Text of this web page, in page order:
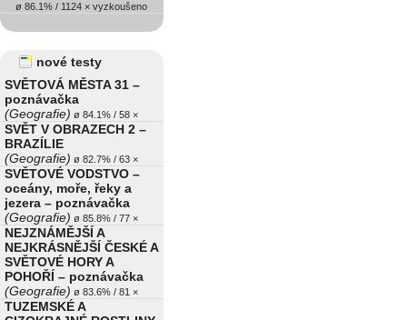
ø 86.1% / 1124 × vyzkoušeno
nové testy
SVĚTOVÁ MĚSTA 31 –
poznávačka
(Geografie) ø 84.1% / 58 ×
SVĚT V OBRAZECH 2 –
BRAZÍLIE
(Geografie) ø 82.7% / 63 ×
SVĚTOVÉ VODSTVO –
oceány, moře, řeky a
jezera – poznávačka
(Geografie) ø 85.8% / 77 ×
NEJZNÁMĚJŠÍ A
NEJKRÁSNĚJŠÍ ČESKÉ A
SVĚTOVÉ HORY A
POHOŘÍ – poznávačka
(Geografie) ø 83.6% / 81 ×
TUZEMSKÉ A